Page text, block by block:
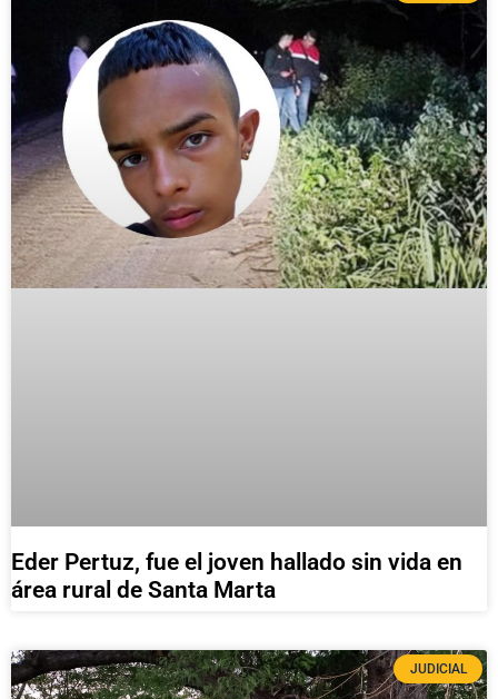
Eder Pertuz, fue el joven hallado sin vida en
área rural de Santa Marta
JUDICIAL